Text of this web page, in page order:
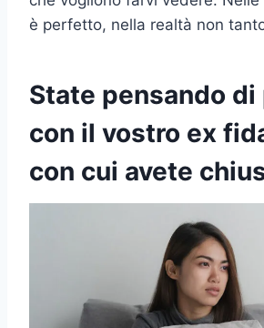
è perfetto, nella realtà non
State pensando di
con il vostro ex
con cui avete